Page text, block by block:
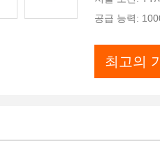
공급 능력:
최고의